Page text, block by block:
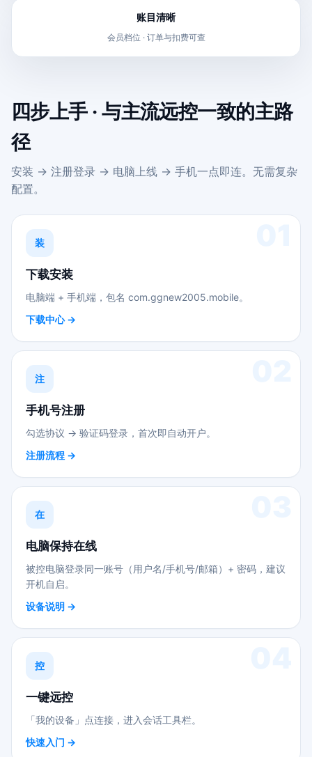
账目清晰
会员档位 · 订单与扣费可查
四步上手 · 与主流远控一致的主路
径
安装 → 注册登录 → 电脑上线 → 手机一点即连。无需复杂
配置。
装
下载安装
电脑端 + 手机端，包名 com.ggnew2005.mobile。
下载中心 →
注
手机号注册
勾选协议 → 验证码登录，首次即自动开户。
注册流程 →
在
电脑保持在线
被控电脑登录同一账号（用户名/手机号/邮箱）+ 密码，建议
开机自启。
设备说明 →
控
一键远控
「我的设备」点连接，进入会话工具栏。
快速入门 →